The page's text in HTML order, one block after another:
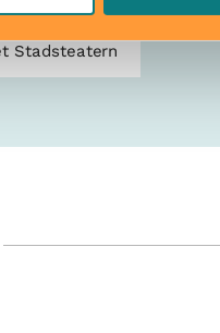
Stadsteatern